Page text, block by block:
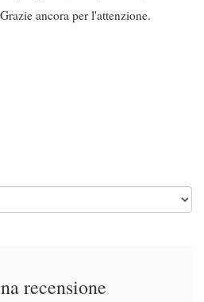
ancora per l'attenzione.
recensione